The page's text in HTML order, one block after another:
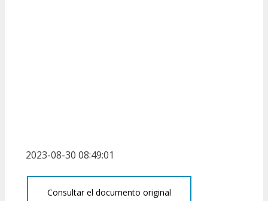
2023-08-30 08:49:01
Consultar el documento original